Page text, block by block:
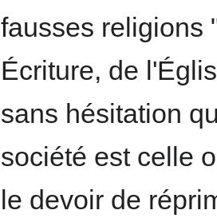
fausses religions
Écriture, de
sans hésitation
société est celle
le devoir de